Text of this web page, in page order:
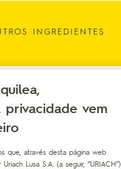
INGREDIENTES
privacidade vem
que, através desta página web
Lusa S.A. (a seguir, “URIACH”)